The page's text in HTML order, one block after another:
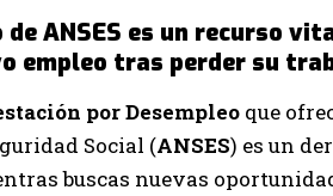
ANSES es un recurso
empleo tras perder su
por Desempleo que
Social (ANSES) es un
buscas nuevas